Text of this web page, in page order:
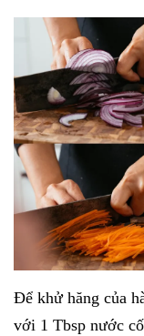
Để khử hăng của
với 1 Tbsp nước